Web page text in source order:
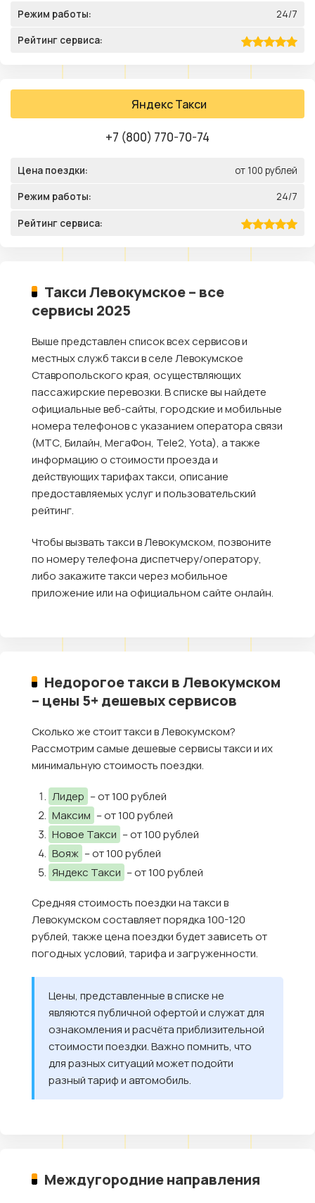
Режим работы: 24/7
Рейтинг сервиса:
Яндекс Такси
+7 (800) 770-70-74
Цена поездки: от 100 рублей
Режим работы: 24/7
Рейтинг сервиса:
Такси Левокумское – все
сервисы 2025
Выше представлен список всех сервисов и
местных служб такси в селе Левокумское
Ставропольского края, осуществляющих
пассажирские перевозки. В списке вы найдете
официальные веб-сайты, городские и мобильные
номера телефонов с указанием оператора связи
(МТС, Билайн, МегаФон, Tele2, Yota), а также
информацию о стоимости проезда и
действующих тарифах такси, описание
предоставляемых услуг и пользовательский
рейтинг.
Чтобы вызвать такси в Левокумском, позвоните
по номеру телефона диспетчеру/оператору,
либо закажите такси через мобильное
приложение или на официальном сайте онлайн.
Недорогое такси в Левокумском
– цены 5+ дешевых сервисов
Сколько же стоит такси в Левокумском?
Рассмотрим самые дешевые сервисы такси и их
минимальную стоимость поездки.
Лидер – от 100 рублей
Максим – от 100 рублей
Новое Такси – от 100 рублей
Вояж – от 100 рублей
Яндекс Такси – от 100 рублей
Средняя стоимость поездки на такси в
Левокумском составляет порядка 100-120
рублей, также цена поездки будет зависеть от
погодных условий, тарифа и загруженности.
Цены, представленные в списке не
являются публичной офертой и служат для
ознакомления и расчёта приблизительной
стоимости поездки. Важно помнить, что
для разных ситуаций может подойти
разный тариф и автомобиль.
Междугородние направления